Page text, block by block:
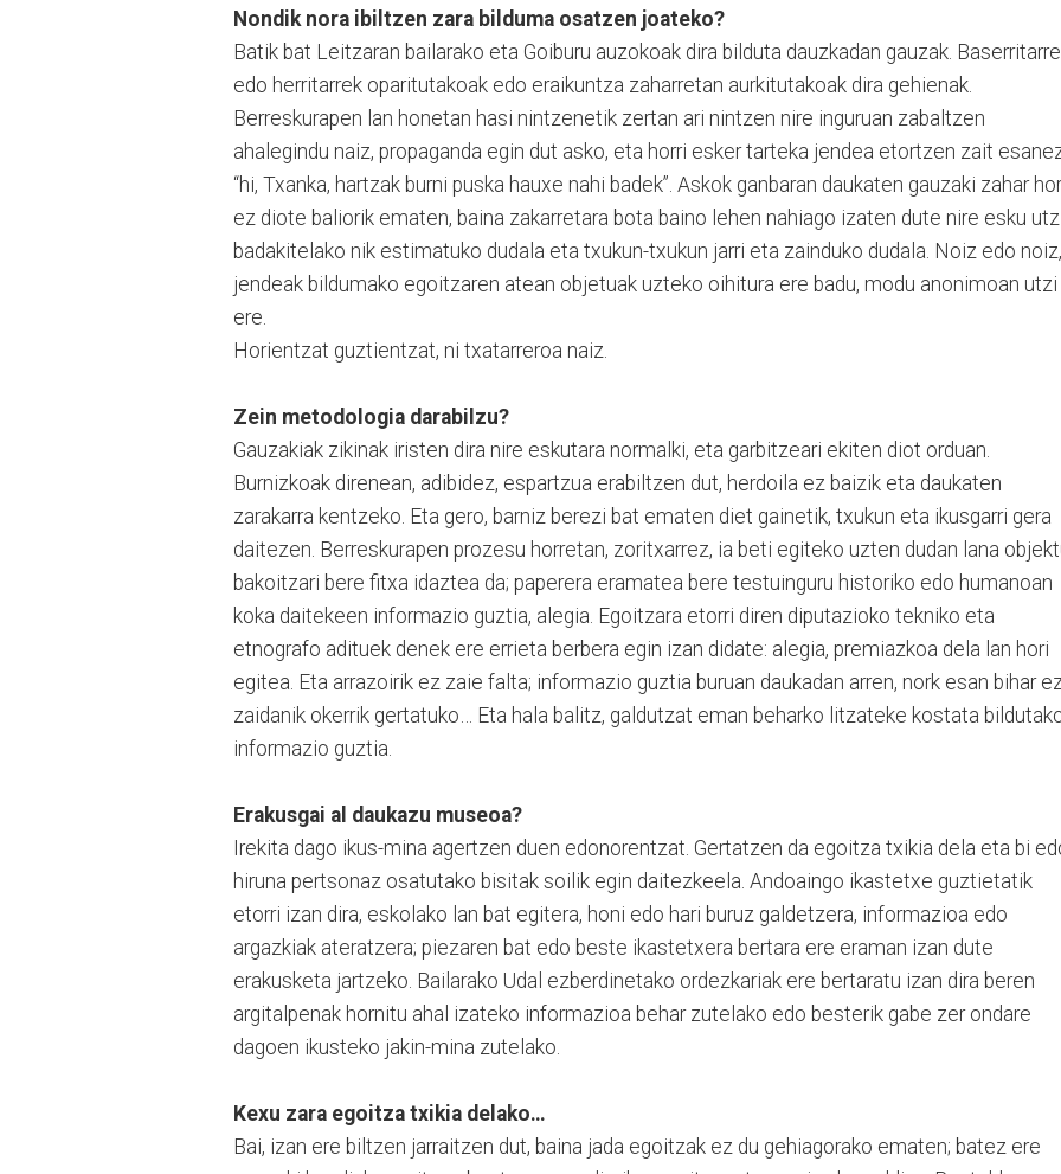
Nondik nora ibiltzen zara bilduma osatzen joateko?
Batik bat Leitzaran bailarako eta Goiburu auzokoak dira bilduta dauzkadan gauzak.
edo herritarrek oparitutakoak edo eraikuntza zaharretan aurkitutakoak dira gehienak.
Berreskurapen lan honetan hasi nintzenetik zertan ari nintzen nire inguruan zabaltzen
ahalegindu naiz, propaganda egin dut asko, eta horri esker tarteka jendea etortzen zait
“hi, Txanka, hartzak burni puska hauxe nahi badek”. Askok ganbaran daukaten gauzaki zahar
ez diote baliorik ematen, baina zakarretara bota baino lehen nahiago izaten dute nire esku
badakitelako nik estimatuko dudala eta txukun-txukun jarri eta zainduko dudala. Noiz edo noiz,
jendeak bildumako egoitzaren atean objetuak uzteko oihitura ere badu, modu anonimoan utzi
ere.
Horientzat guztientzat, ni txatarreroa naiz.
Zein metodologia darabilzu?
Gauzakiak zikinak iristen dira nire eskutara normalki, eta garbitzeari ekiten diot orduan.
Burnizkoak direnean, adibidez, espartzua erabiltzen dut, herdoila ez baizik eta daukaten
zarakarra kentzeko. Eta gero, barniz berezi bat ematen diet gainetik, txukun eta ikusgarri gera
daitezen. Berreskurapen prozesu horretan, zoritxarrez, ia beti egiteko uzten dudan lana
bakoitzari bere fitxa idaztea da; paperera eramatea bere testuinguru historiko edo humanoan
koka daitekeen informazio guztia, alegia. Egoitzara etorri diren diputazioko tekniko eta
etnografo adituek denek ere errieta berbera egin izan didate: alegia, premiazkoa dela lan hori
egitea. Eta arrazoirik ez zaie falta; informazio guztia buruan daukadan arren, nork esan bihar
zaidanik okerrik gertatuko… Eta hala balitz, galdutzat eman beharko litzateke kostata
informazio guztia.
Erakusgai al daukazu museoa?
Irekita dago ikus-mina agertzen duen edonorentzat. Gertatzen da egoitza txikia dela eta bi
hiruna pertsonaz osatutako bisitak soilik egin daitezkeela. Andoaingo ikastetxe guztietatik
etorri izan dira, eskolako lan bat egitera, honi edo hari buruz galdetzera, informazioa edo
argazkiak ateratzera; piezaren bat edo beste ikastetxera bertara ere eraman izan dute
erakusketa jartzeko. Bailarako Udal ezberdinetako ordezkariak ere bertaratu izan dira beren
argitalpenak hornitu ahal izateko informazioa behar zutelako edo besterik gabe zer ondare
dagoen ikusteko jakin-mina zutelako.
Kexu zara egoitza txikia delako…
Bai, izan ere biltzen jarraitzen dut, baina jada egoitzak ez du gehiagorako ematen; batez ere